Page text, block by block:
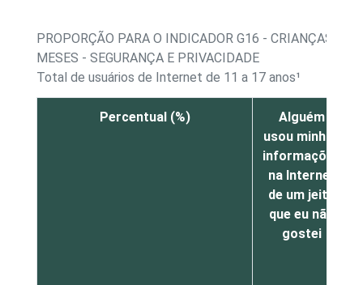
PROPORÇÃO PARA O INDICADOR G16 - CRIANÇAS E
MESES - SEGURANÇA E PRIVACIDADE
Total de usuários de Internet de 11 a 17 anos¹
Percentual (%)
Alguém
usou minhas
informações
na Internet
de um jeito
que eu não
gostei